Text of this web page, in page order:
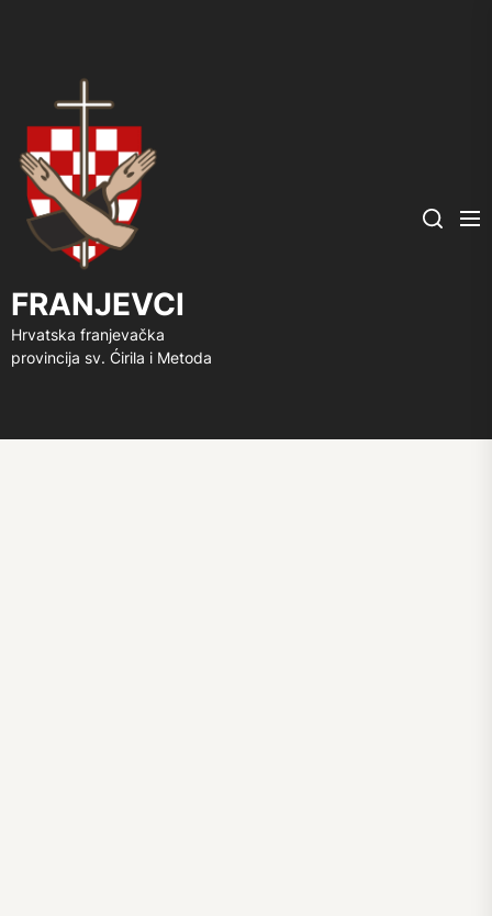
FRANJEVCI
Hrvatska franjevačka
provincija sv. Ćirila i Metoda
Search